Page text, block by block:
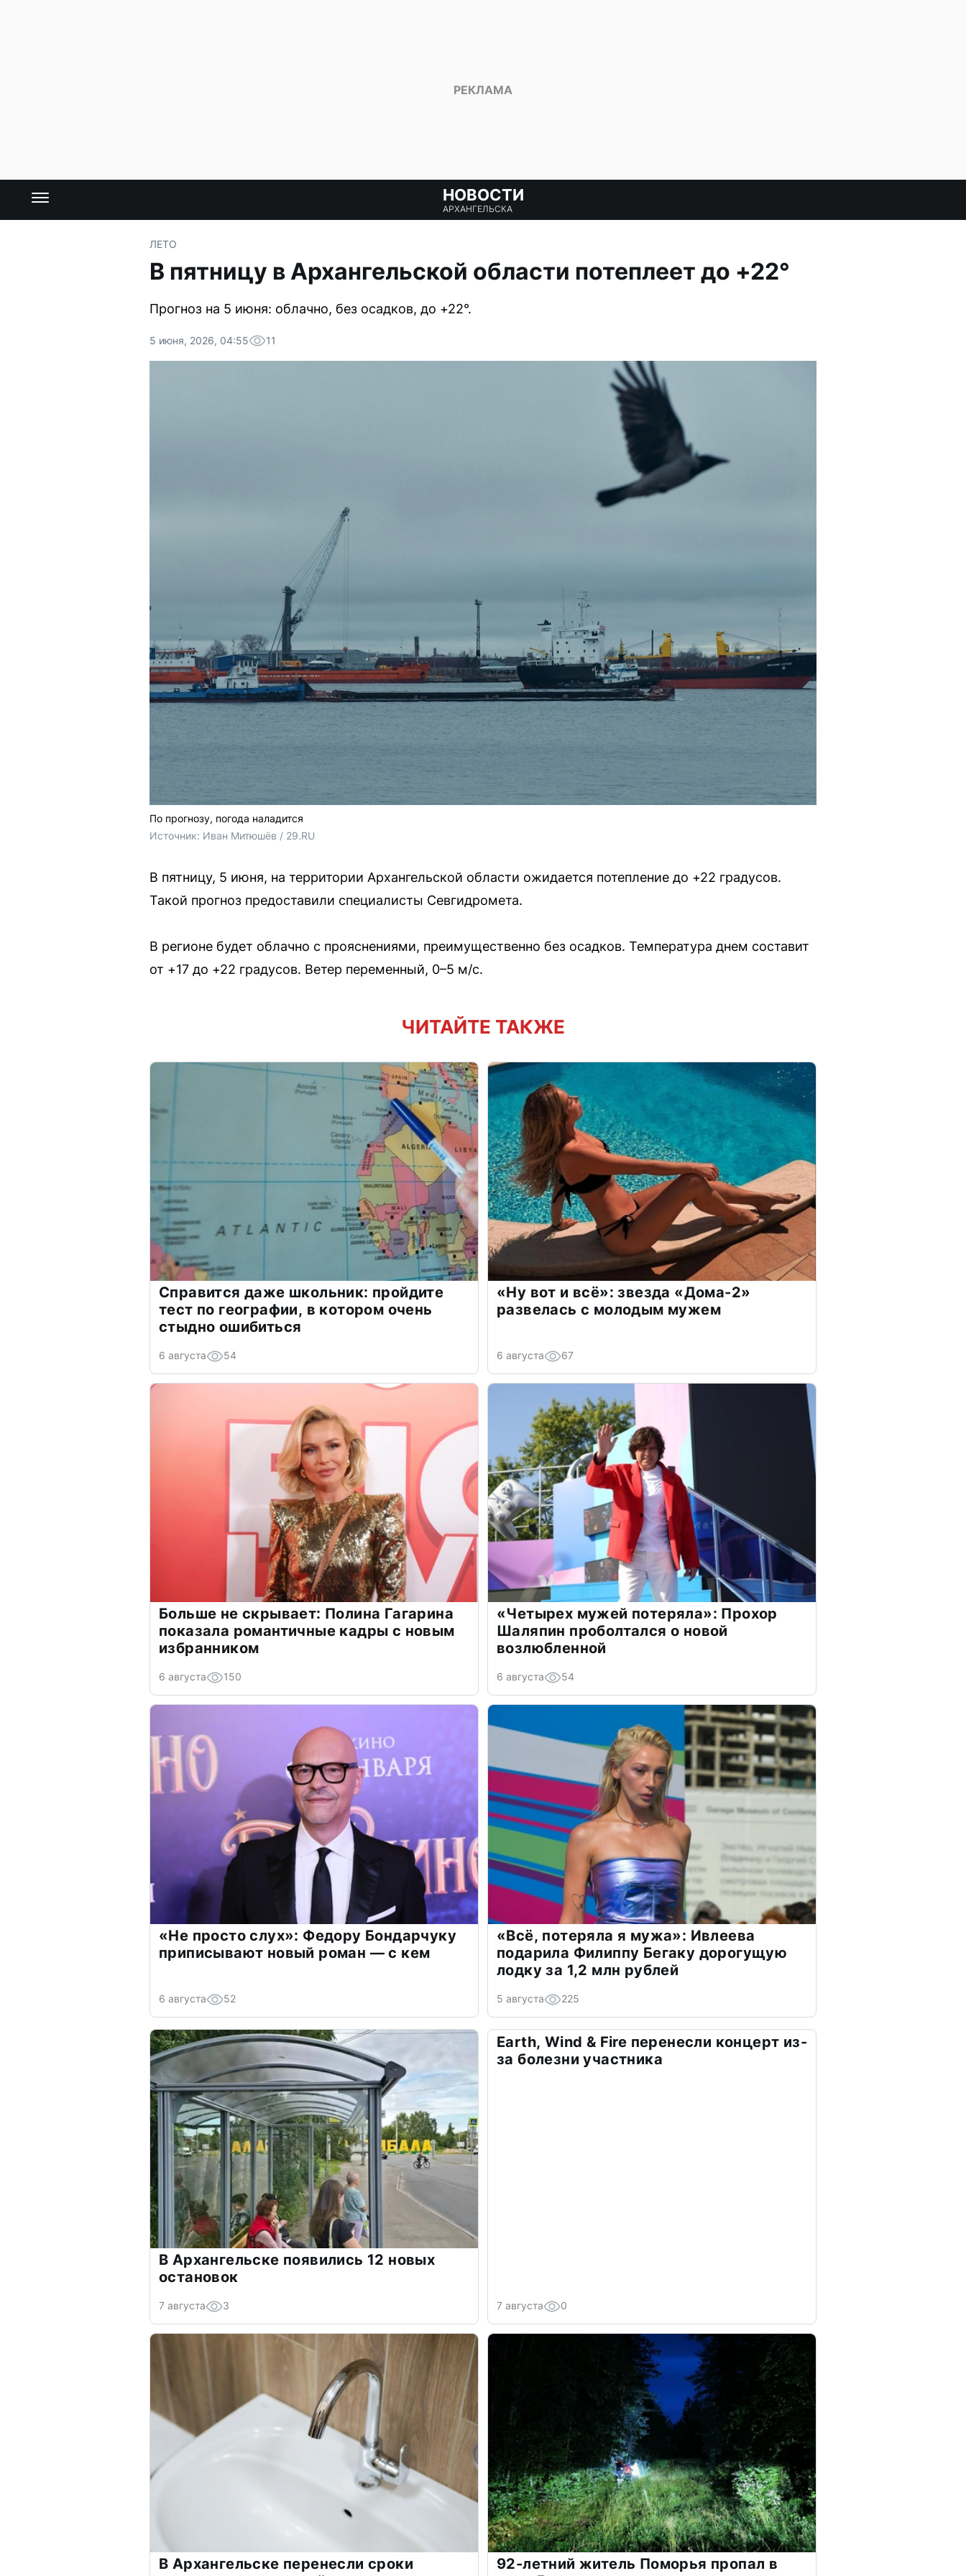
НОВОСТИ
АРХАНГЕЛЬСКА
ЛЕТО
В пятницу в Архангельской области потеплеет до +22°
Прогноз на 5 июня: облачно, без осадков, до +22°.
5 июня, 2026, 04:55 11
По прогнозу, погода наладится
Источник: Иван Митюшёв / 29.RU
В пятницу, 5 июня, на территории Архангельской области ожидается потепление до +22 градусов.
Такой прогноз предоставили специалисты Севгидромета.
В регионе будет облачно с прояснениями, преимущественно без осадков. Температура днем составит
от +17 до +22 градусов. Ветер переменный, 0–5 м/с.
ЧИТАЙТЕ ТАКЖЕ
Справится даже школьник: пройдите
тест по географии, в котором очень
стыдно ошибиться
6 августа 54
«Ну вот и всё»: звезда «Дома-2»
развелась с молодым мужем
6 августа 67
Больше не скрывает: Полина Гагарина
показала романтичные кадры с новым
избранником
6 августа 150
«Четырех мужей потеряла»: Прохор
Шаляпин проболтался о новой
возлюбленной
6 августа 54
«Не просто слух»: Федору Бондарчуку
приписывают новый роман — с кем
6 августа 52
«Всё, потеряла я мужа»: Ивлеева
подарила Филиппу Бегаку дорогущую
лодку за 1,2 млн рублей
5 августа 225
В Архангельске появились 12 новых
остановок
7 августа 3
Earth, Wind & Fire перенесли концерт из-
за болезни участника
7 августа 0
В Архангельске перенесли сроки
92-летний житель Поморья пропал в